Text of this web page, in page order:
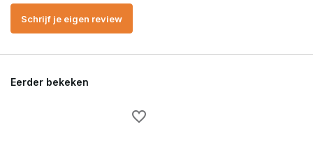
Schrijf je eigen review
Eerder bekeken